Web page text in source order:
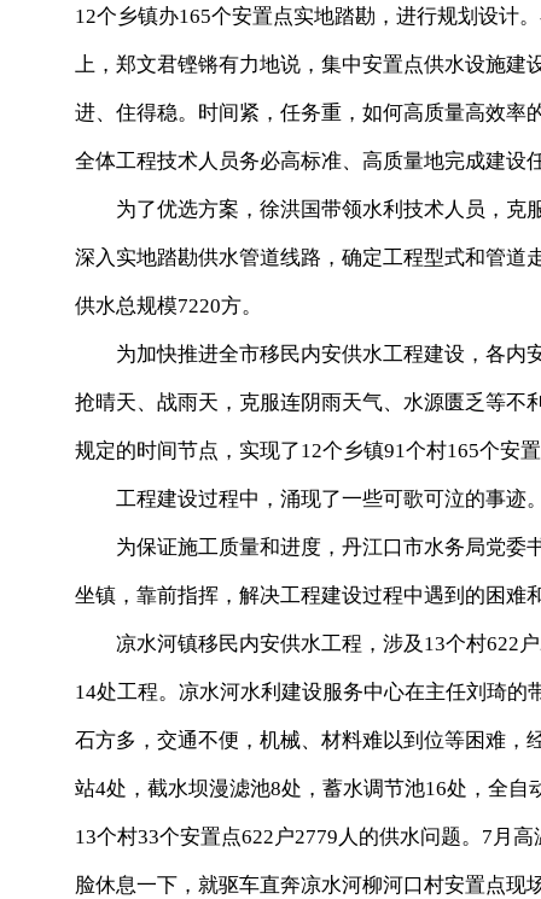
12个乡镇办165个安置点实地踏勘，进行规划设计
上，郑文君铿锵有力地说，集中安置点供水设施
进、住得稳。时间紧，任务重，如何高质量高效
全体工程技术人员务必高标准、高质量地完成建设
为了优选方案，徐洪国带领水利技术人员，克
深入实地踏勘供水管道线路，确定工程型式和管道
供水总规模7220方。
为加快推进全市移民内安供水工程建设，各内
抢晴天、战雨天，克服连阴雨天气、水源匮乏等
规定的时间节点，实现了12个乡镇91个村165个安
工程建设过程中，涌现了一些可歌可泣的事迹
为保证施工质量和进度，丹江口市水务局党委
坐镇，靠前指挥，解决工程建设过程中遇到的困难
凉水河镇移民内安供水工程，涉及13个村622户
14处工程。凉水河水利建设服务中心在主任刘琦
石方多，交通不便，机械、材料难以到位等困难，
站4处，截水坝漫滤池8处，蓄水调节池16处，全
13个村33个安置点622户2779人的供水问题。7月
脸休息一下，就驱车直奔凉水河柳河口村安置点现